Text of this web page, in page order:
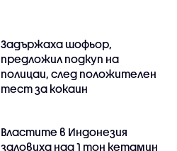
Задържаха шофьор,
предложил подкуп на
полицаи, след положителен
тест за кокаин
Властите в Индонезия
заловиха над 1 тон кетамин